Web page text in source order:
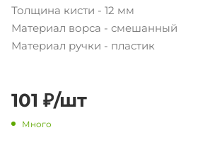
Толщина кисти - 12 мм
Материал ворса - смешанный
Материал ручки - пластик
101 ₽/шт
Много